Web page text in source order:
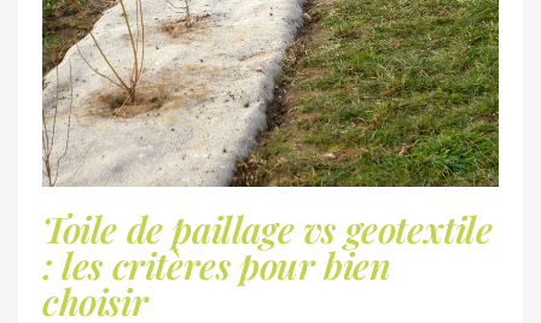
Toile de paillage vs geotextile
: les critères pour bien
choisir